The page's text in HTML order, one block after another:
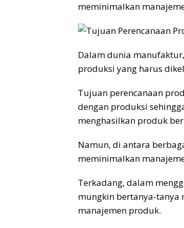
meminimalkan
Dalam dunia
produksi yang harus
Tujuan perencanaan
dengan produksi
menghasilkan produk
Namun, di antara
meminimalkan
Terkadang, dalam
mungkin bertanya-tanya
manajemen produk.